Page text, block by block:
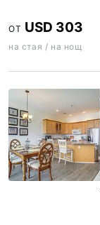
ОТ USD 303
на стая / на нощ